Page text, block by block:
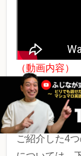
（動画内容）
日本人が不得
することで全
ご紹介した4